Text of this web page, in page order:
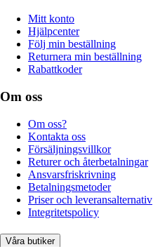
Mitt konto
Hjälpcenter
Följ min beställning
Returnera min beställning
Rabattkoder
Om oss
Om oss?
Kontakta oss
Försäljningsvillkor
Returer och återbetalningar
Ansvarsfriskrivning
Betalningsmetoder
Priser och leveransalternativ
Integritetspolicy
Våra butiker